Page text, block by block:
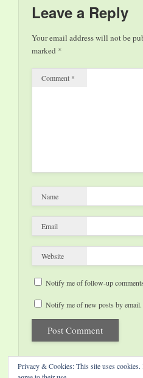
Astrid Lindgren:
quattro piccoli
Leave a Reply
Your email address will not be
marked *
Comment *
Name
Email
Website
Notify me of follow-up
Notify me of new posts by email.
Privacy & Cookies: This site uses